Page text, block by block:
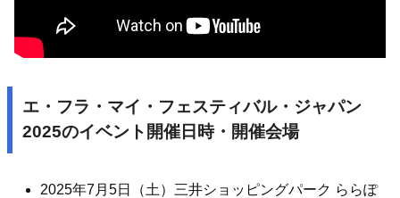
エ・フラ・マイ・フェスティバル・ジャパン
2025のイベント開催日時・開催会場
2025年7月5日（土）三井ショッピングパーク ららぽ